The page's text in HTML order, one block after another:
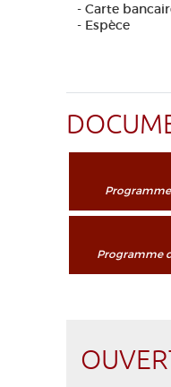
- Carte
- Espèce
Programme